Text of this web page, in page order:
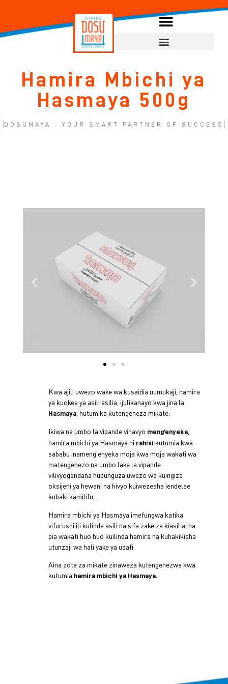
Hamira Mbichi ya
Hasmaya 500g
DOSUMAYA : YOUR SMART PARTNER OF SUCCESS
Kwa ajili uwezo wake wa kusaidia uumukaji, hamira
ya kuokea ya asili asilia, ijulikanayo kwa jina la
Hasmaya, hutumika kutengeneza mikate.
Ikiwa na umbo la vipande vinavyo meng’enyeka,
hamira mbichi ya Hasmaya ni rahisi kutumia kwa
sababu inameng’enyeka moja kwa moja wakati wa
matengenezo na umbo lake la vipande
vilivyogandana hupunguza uwezo wa kuingiza
oksijeni ya hewani na hivyo kuiwezesha iendelee
kubaki kamilifu.
Hamira mbichi ya Hasmaya imefungwa katika
vifurushi ili kulinda asili na sifa zake za kiasilia, na
pia wakati huo huo kuilinda hamira na kuhakikisha
utunzaji wa hali yake ya usafi.
Aina zote za mikate zinaweza kutengenezwa kwa
kutumia hamira mbichi ya Hasmaya.